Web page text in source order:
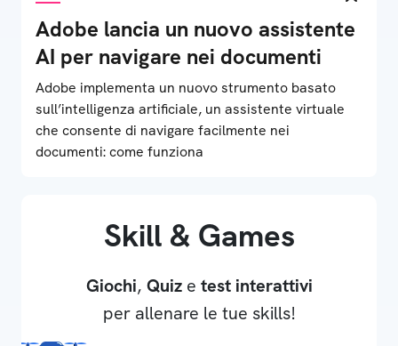
Adobe lancia un nuovo assistente
AI per navigare nei documenti
Adobe implementa un nuovo strumento basato
sull’intelligenza artificiale, un assistente virtuale
che consente di navigare facilmente nei
documenti: come funziona
Skill & Games
Giochi, Quize test interattivi
per allenare le tue skills!